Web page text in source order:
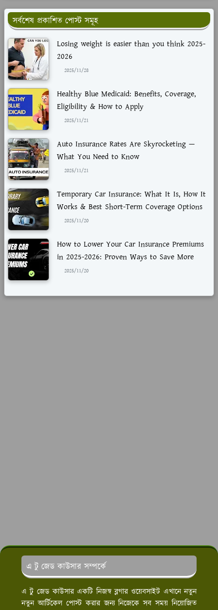
সর্বশেষ প্রকাশিত পোস্ট সমূহ
Losing weight is easier than you think 2025-
2026
2025/11/28
Healthy Blue Medicaid: Benefits, Coverage,
Eligibility & How to Apply
2025/11/21
Auto Insurance Rates Are Skyrocketing —
What You Need to Know
2025/11/21
Temporary Car Insurance: What It Is, How It
Works & Best Short-Term Coverage Options
2025/11/20
How to Lower Your Car Insurance Premiums
in 2025-2026: Proven Ways to Save More
2025/11/20
এ টু জেড কাউসার সম্পর্কে
এ টু জেড কাউসার একটি নিজস্ব ব্লগার ওয়েবসাইট এখানে নতুন
নতুন আর্টিকেল পোস্ট করার জন্য নিজেকে সব সময় নিয়োজিত